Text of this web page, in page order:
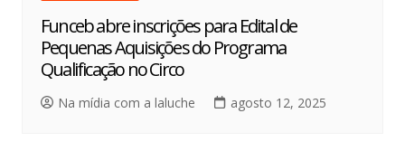
Funceb abre inscrições para Edital de
Pequenas Aquisições do Programa
Qualificação no Circo
Na mídia com a laluche agosto 12, 2025